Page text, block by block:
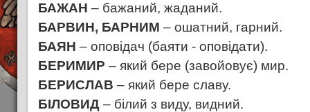
БАЖАН – бажаний, жаданий.
БАРВИН, БАРНИМ – ошатний, гарний.
БАЯН – оповідач (баяти - оповідати).
БЕРИМИР – який бере (завойовує) мир.
БЕРИСЛАВ – який бере славу.
БІЛОВИД – білий з виду, видний.